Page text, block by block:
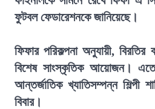
ফুটবল ফেডারেশনকে জানিয়েছে।
ফিফার পরিকল্পনা অনুযায়ী,
বিশেষ সাংস্কৃতিক আয়োজন। এতে
আন্তর্জাতিক খ্যাতিসম্পন্ন শিল্পী
বিবার।